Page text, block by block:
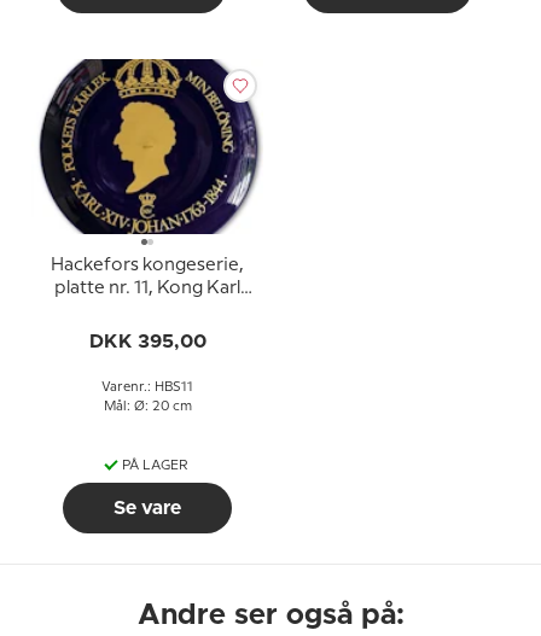
Hackefors kongeserie,
platte nr. 11, Kong Karl
DKK 395,00
Varenr.: HBS11
Mål: Ø: 20 cm
PÅ LAGER
Se vare
Andre ser også på: